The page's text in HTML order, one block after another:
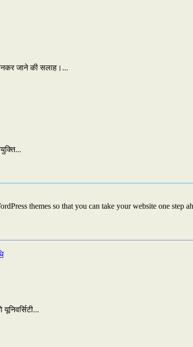
जाने की सलाह।...
themes so that you can take your website one step